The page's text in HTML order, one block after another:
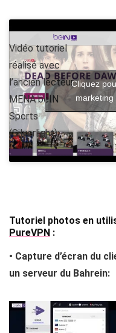
Vidéo tutoriel
réalisé avec
l’ancien lecteur
MENA beIN
Sports
(Silverlight):
Cliquez
marketing
Tutoriel photos en
PureVPN :
• Capture d’écran du
un serveur du Bahrein: